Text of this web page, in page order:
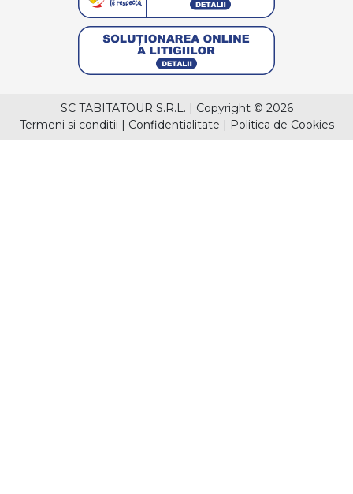
SC TABITATOUR S.R.L. | Copyright © 2026
Termeni si conditii | Confidentialitate | Politica de Cookies